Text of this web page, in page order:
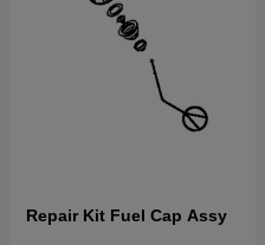
Repair Kit Fuel Cap Assy